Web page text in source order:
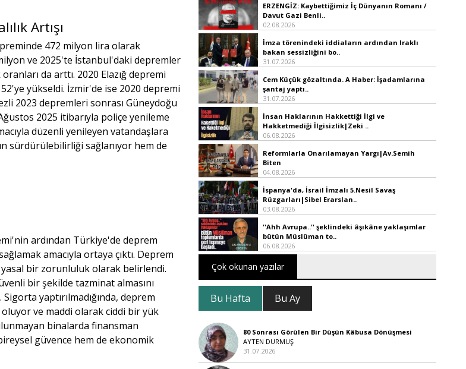
Artışı
472 milyon lira olarak
ve 2025'te İstanbul'daki depremler
da arttı. 2020 Elazığ depremi
yükseldi. İzmir'de ise 2020 depremi
2023 depremleri sonrası Güneydoğu
2025 itibarıyla poliçe yenileme
düzenli yenileyen vatandaşlara
sürdürülebilirliği sağlanıyor hem de
ardından Türkiye'de deprem
amacıyla ortaya çıktı. Deprem
bir zorunluluk olarak belirlendi.
bir şekilde tazminat almasını
yaptırılmadığında, deprem
ve maddi olarak ciddi bir yük
binalarda finansman
güvence hem de ekonomik
ERZENGİZ: Kaybettiğimiz İç Dünyanın Romanı /
Davut Gazi Benli..
02.08.2026
İmza törenindeki iddiaların ardından Iraklı
bakan sessizliğini bo..
31.07.2026
Cem Küçük gözaltında. A Haber: İşadamlarına
şantaj yaptı..
31.07.2026
İnsan Haklarının Hakkettiği İlgi ve
Hakketmediği İlgisizlik|Zeki ..
06.08.2026
Reformlarla Onarılamayan Yargı|Av.Semih
Biten
04.08.2026
İspanya'da, İsrail İmzalı 5.Nesil Savaş
Rüzgarları|Sibel Erarslan..
03.08.2026
''Ahh Avrupa..'' şeklindeki âşıkâne yaklaşımlar
bütün Müslüman to..
06.08.2026
Çok okunan yazılar
Bu Hafta Bu Ay
80 Sonrası Görülen Bir Düşün Kâbusa Dönüşmesi
AYTEN DURMUŞ
31.07.2026